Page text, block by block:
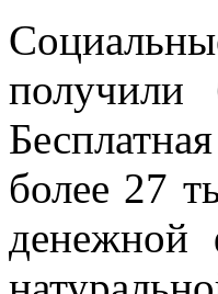
более 27
денежной